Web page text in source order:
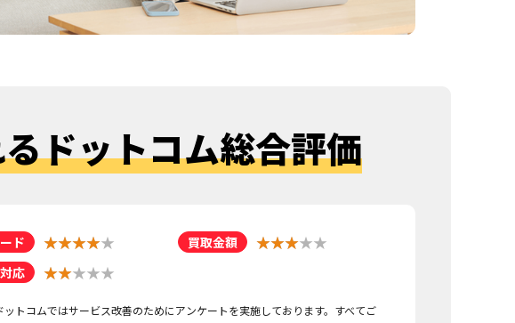
ドットコム総合評価
ド
買取金額
応
ットコムではサービス改善のためにアンケートを実施しております。すべてご